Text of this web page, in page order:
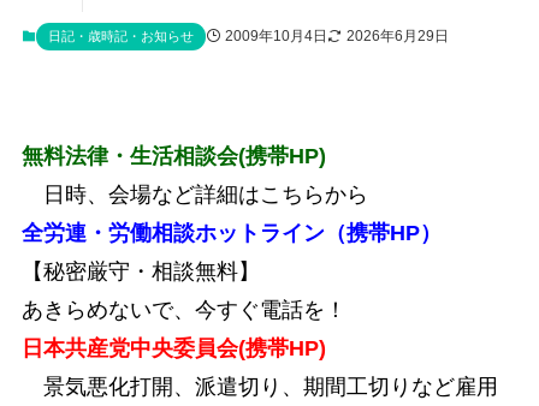
日記・歳時記・お知らせ 2009年10月4日 2026年6月29日
無料法律・生活相談会(携帯HP)
日時、会場など詳細はこちらから
全労連・労働相談ホットライン（携帯HP）
【秘密厳守・相談無料】
あきらめないで、今すぐ電話を！
日本共産党中央委員会(携帯HP)
景気悪化打開、派遣切り、期間工切りなど雇用